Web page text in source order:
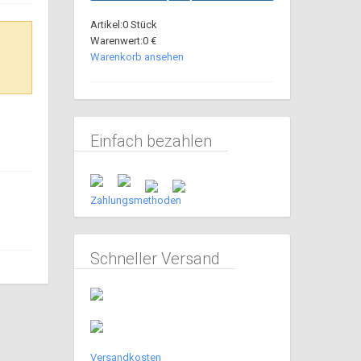
anfordern
Artikel:0 Stück
Warenwert:0 €
Warenkorb ansehen
Einfach bezahlen
Zahlungsmethoden
Schneller Versand
Versandkosten